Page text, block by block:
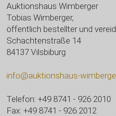
Auktionshaus Wimberger
Tobias Wimberger,
öffentlich bestellter und
Schachtenstraße 14
84137 Vilsbiburg
info@auktionshaus-
Telefon: +49 8741 - 926 2010
Fax: +49 8741 - 926 2012